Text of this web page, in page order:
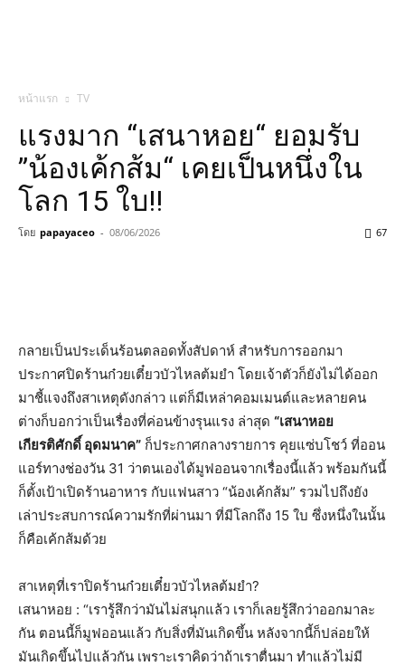
หน้าแรก TV
แรงมาก “เสนาหอย“ ยอมรับ
”น้องเค้กส้ม“ เคยเป็นหนึ่งใน
โลก 15 ใบ!!
โดย papayaceo - 08/06/2026 67
กลายเป็นประเด็นร้อนตลอดทั้งสัปดาห์ สำหรับการออกมา
ประกาศปิดร้านก๋วยเตี๋ยวบัวไหลต้มยำ โดยเจ้าตัวก็ยังไม่ได้ออก
มาชี้แจงถึงสาเหตุดังกล่าว แต่ก็มีเหล่าคอมเมนต์และหลายคน
ต่างก็บอกว่าเป็นเรื่องที่ค่อนข้างรุนแรง ล่าสุด “เสนาหอย
เกียรติศักดิ์ อุดมนาค” ก็ประกาศกลางรายการ คุยแซ่บโชว์ ที่ออน
แอร์ทางช่องวัน 31 ว่าตนเองได้มูฟออนจากเรื่องนี้แล้ว พร้อมกันนี้
ก็ตั้งเป้าเปิดร้านอาหาร กับแฟนสาว “น้องเค้กส้ม” รวมไปถึงยัง
เล่าประสบการณ์ความรักที่ผ่านมา ที่มีโลกถึง 15 ใบ ซึ่งหนึ่งในนั้น
ก็คือเค้กส้มด้วย
สาเหตุที่เราปิดร้านก๋วยเตี๋ยวบัวไหลต้มยำ?
เสนาหอย : “เรารู้สึกว่ามันไม่สนุกแล้ว เราก็เลยรู้สึกว่าออกมาละ
กัน ตอนนี้ก็มูฟออนแล้ว กับสิ่งที่มันเกิดขึ้น หลังจากนี้ก็ปล่อยให้
มันเกิดขึ้นไปแล้วกัน เพราะเราคิดว่าถ้าเราตื่นมา ทำแล้วไม่มี